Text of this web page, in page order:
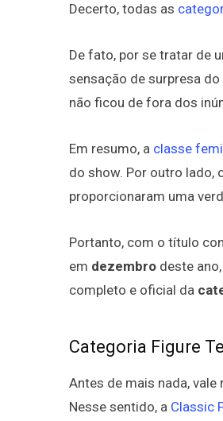
Decerto, todas as
De fato, por se tratar de
sensação de surpresa
não ficou de fora dos
Em resumo, a classe
do show. Por outro
proporcionaram uma
Portanto, com o título
em dezembro deste
completo e oficial da
Categoria Figure
Antes de mais nada, vale
Nesse sentido, a Classic